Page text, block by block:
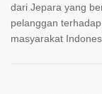
dari Jepara yang
pelanggan
masyarakat